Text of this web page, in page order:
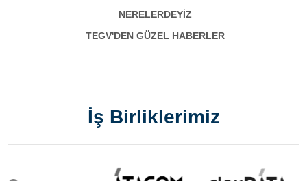
NERELERDEYİZ
TEGV'DEN GÜZEL HABERLER
İş Birliklerimiz